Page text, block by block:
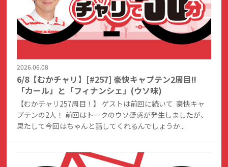
2026.06.08
6/8【むかチャリ】[#257] 豪快キャプテン2周目!!
「カール」と「フィナンシェ」(ウソ味)
【むかチャリ257周目！】 ゲストは前回に続いて 豪快キャ
プテンの2人！ 前回はトークのウソ疑惑が発生しましたが、
果たして今回はちゃんと話してくれるんでしょうか...